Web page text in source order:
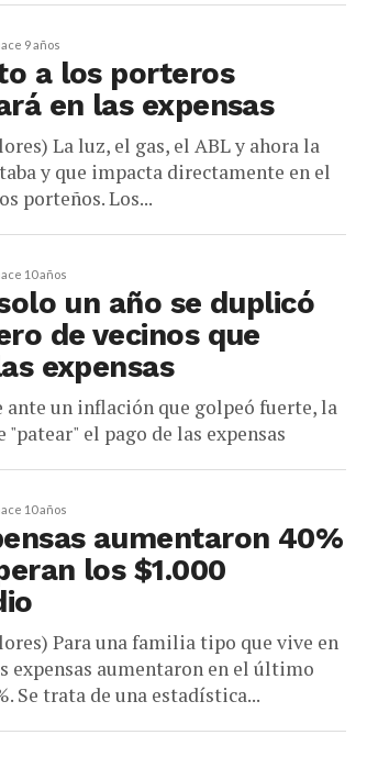
9 años
a los porteros
en las expensas
La luz, el gas, el ABL y ahora la
y que impacta directamente en el
porteños. Los...
10 años
un año se duplicó
de vecinos que
expensas
ante un inflación que golpeó fuerte, la
"patear" el pago de las expensas
10 años
aumentaron 40%
los $1.000
Para una familia tipo que vive en
expensas aumentaron en el último
Se trata de una estadística...